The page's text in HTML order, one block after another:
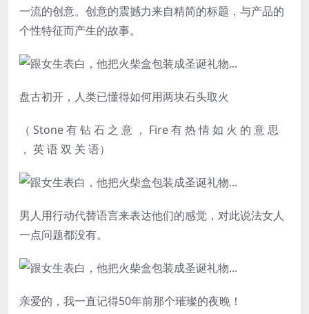
一流的创意。创意的震撼力来自精简的标题，与产品的
个性特征而产生的故事。
盘古初开，人类已懂得如何用两块石头取火
（ Stone 有 钻 石 之 意 ， Fire 有 热 情 如 火 的 意 思
， 英 语 双 关 语）
男人用行动代替语言来表达他们的感觉，对此说法女人
一点问题都没有。
亲爱的，我一直记得50年前那个璀璨的夜晚！